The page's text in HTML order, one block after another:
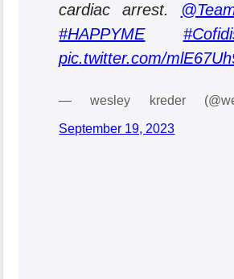
cardiac arrest.
#HAPPYME
pic.twitter.com/
— wesley kreder
September 19, 2023